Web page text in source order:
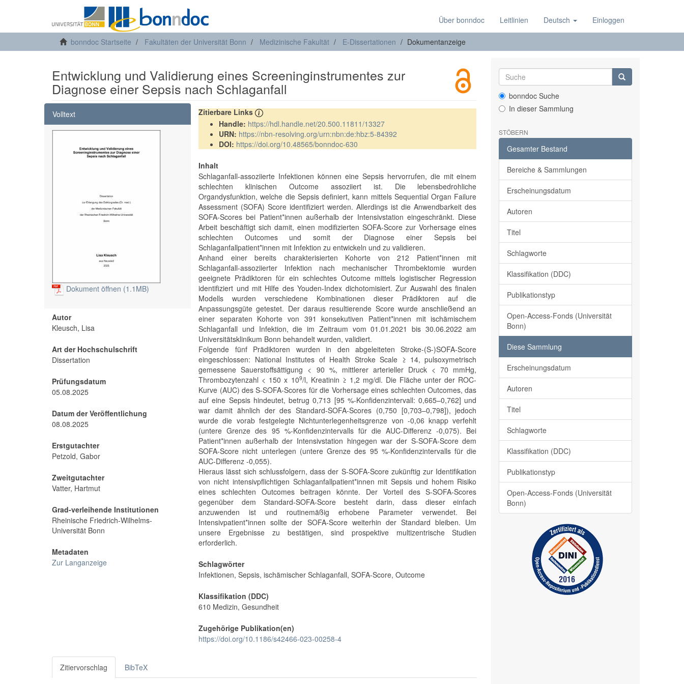
Über bonndoc Leitlinien Deutsch Einloggen
bonndoc Startseite Fakultäten der Universität Bonn Medizinische Fakultät E-Dissertationen Dokumentanzeige
Entwicklung und Validierung eines Screeninginstrumentes zur
Diagnose einer Sepsis nach Schlaganfall
Volltext
Dokument öffnen (1.1MB)
Autor
Kleusch, Lisa
Art der Hochschulschrift
Dissertation
Prüfungsdatum
05.08.2025
Datum der Veröffentlichung
08.08.2025
Erstgutachter
Petzold, Gabor
Zweitgutachter
Vatter, Hartmut
Grad-verleihende Institutionen
Rheinische Friedrich-Wilhelms-
Universität Bonn
Metadaten
Zur Langanzeige
Zitierbare Links
Handle: https://hdl.handle.net/20.500.11811/13327
URN: https://nbn-resolving.org/urn:nbn:de:hbz:5-84392
DOI: https://doi.org/10.48565/bonndoc-630
Inhalt
Schlaganfall-assoziierte Infektionen können eine Sepsis hervorrufen, die mit einem
schlechten klinischen Outcome assoziiert ist. Die lebensbedrohliche
Organdysfunktion, welche die Sepsis definiert, kann mittels Sequential Organ Failure
Assessment (SOFA) Score identifiziert werden. Allerdings ist die Anwendbarkeit des
SOFA-Scores bei Patient*innen außerhalb der Intensivstation eingeschränkt. Diese
Arbeit beschäftigt sich damit, einen modifizierten SOFA-Score zur Vorhersage eines
schlechten Outcomes und somit der Diagnose einer Sepsis bei
Schlaganfallpatient*innen mit Infektion zu entwickeln und zu validieren.
Anhand einer bereits charakterisierten Kohorte von 212 Patient*innen mit
Schlaganfall-assoziierter Infektion nach mechanischer Thrombektomie wurden
geeignete Prädiktoren für ein schlechtes Outcome mittels logistischer Regression
identifiziert und mit Hilfe des Youden-Index dichotomisiert. Zur Auswahl des finalen
Modells wurden verschiedene Kombinationen dieser Prädiktoren auf die
Anpassungsgüte getestet. Der daraus resultierende Score wurde anschließend an
einer separaten Kohorte von 391 konsekutiven Patient*innen mit ischämischem
Schlaganfall und Infektion, die im Zeitraum vom 01.01.2021 bis 30.06.2022 am
Universitätsklinikum Bonn behandelt wurden, validiert.
Folgende fünf Prädiktoren wurden in den abgeleiteten Stroke-(S-)SOFA-Score
eingeschlossen: National Institutes of Health Stroke Scale ≥ 14, pulsoxymetrisch
gemessene Sauerstoffsättigung < 90 %, mittlerer arterieller Druck < 70 mmHg,
Thrombozytenzahl < 150 x 109/l, Kreatinin ≥ 1,2 mg/dl. Die Fläche unter der ROC-
Kurve (AUC) des S-SOFA-Scores für die Vorhersage eines schlechten Outcomes, das
auf eine Sepsis hindeutet, betrug 0,713 [95 %-Konfidenzintervall: 0,665–0,762] und
war damit ähnlich der des Standard-SOFA-Scores (0,750 [0,703–0,798]), jedoch
wurde die vorab festgelegte Nichtunterlegenheitsgrenze von -0,06 knapp verfehlt
(untere Grenze des 95 %-Konfidenzintervalls für die AUC-Differenz -0,075). Bei
Patient*innen außerhalb der Intensivstation hingegen war der S-SOFA-Score dem
SOFA-Score nicht unterlegen (untere Grenze des 95 %-Konfidenzintervalls für die
AUC-Differenz -0,055).
Hieraus lässt sich schlussfolgern, dass der S-SOFA-Score zukünftig zur Identifikation
von nicht intensivpflichtigen Schlaganfallpatient*innen mit Sepsis und hohem Risiko
eines schlechten Outcomes beitragen könnte. Der Vorteil des S-SOFA-Scores
gegenüber dem Standard-SOFA-Score besteht darin, dass dieser einfach
anzuwenden ist und routinemäßig erhobene Parameter verwendet. Bei
Intensivpatient*innen sollte der SOFA-Score weiterhin der Standard bleiben. Um
unsere Ergebnisse zu bestätigen, sind prospektive multizentrische Studien
erforderlich.
Schlagwörter
Infektionen, Sepsis, ischämischer Schlaganfall, SOFA-Score, Outcome
Klassifikation (DDC)
610 Medizin, Gesundheit
Zugehörige Publikation(en)
https://doi.org/10.1186/s42466-023-00258-4
Zitiervorschlag BibTeX
bonndoc Suche
In dieser Sammlung
STÖBERN
Gesamter Bestand
Bereiche & Sammlungen
Erscheinungsdatum
Autoren
Titel
Schlagworte
Klassifikation (DDC)
Publikationstyp
Open-Access-Fonds (Universität
Bonn)
Diese Sammlung
Erscheinungsdatum
Autoren
Titel
Schlagworte
Klassifikation (DDC)
Publikationstyp
Open-Access-Fonds (Universität
Bonn)